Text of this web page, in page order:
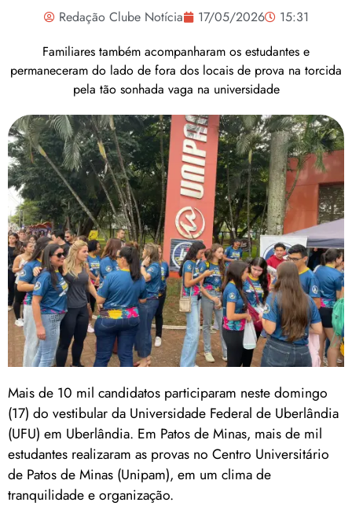
Redação Clube Notícia 17/05/2026
15:31
Familiares também acompanharam os estudantes e
permaneceram do lado de fora dos locais de prova na torcida
pela tão sonhada vaga na universidade
Mais de 10 mil candidatos participaram neste domingo
(17) do vestibular da Universidade Federal de Uberlândia
(UFU) em Uberlândia. Em Patos de Minas, mais de mil
estudantes realizaram as provas no Centro Universitário
de Patos de Minas (Unipam), em um clima de
tranquilidade e organização.